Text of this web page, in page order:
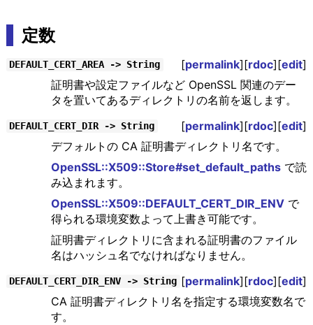
定数
DEFAULT_CERT_AREA -> String [permalink][rdoc][edit]
証明書や設定ファイルなど OpenSSL 関連のデー
タを置いてあるディレクトリの名前を返します。
DEFAULT_CERT_DIR -> String [permalink][rdoc][edit]
デフォルトの CA 証明書ディレクトリ名です。
OpenSSL::X509::Store#set_default_pathsで読
み込まれます。
OpenSSL::X509::DEFAULT_CERT_DIR_ENVで
得られる環境変数よって上書き可能です。
証明書ディレクトリに含まれる証明書のファイル
名はハッシュ名でなければなりません。
DEFAULT_CERT_DIR_ENV -> String [permalink][rdoc][edit]
CA 証明書ディレクトリ名を指定する環境変数名で
す。